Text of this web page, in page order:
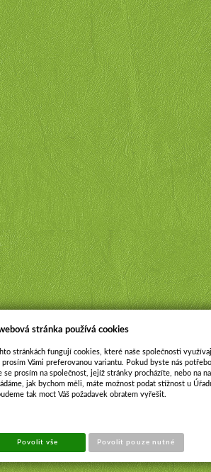
webová stránka používá cookies
stránkách fungují cookies, které naše společnosti
Vámi preferovanou variantu. Pokud byste nás
se prosím na společnost, jejíž stránky procházíte, nebo na
jak bychom měli, máte možnost podat stížnost u
tak moct Váš požadavek obratem vyřešit.
Povolit vše Povolit pouze nutné